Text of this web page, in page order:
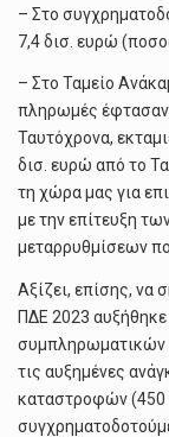
– Στο
7,4 δισ. ευρώ
– Στο Ταμείο
πληρωμές έφτασαν
Ταυτόχρονα,
δισ. ευρώ από το
τη χώρα μας για
με την επίτευξη
μεταρρυθμίσεων
Αξίζει, επίσης, να
ΠΔΕ 2023
συμπληρωματικών
τις αυξημένες
καταστροφών (450